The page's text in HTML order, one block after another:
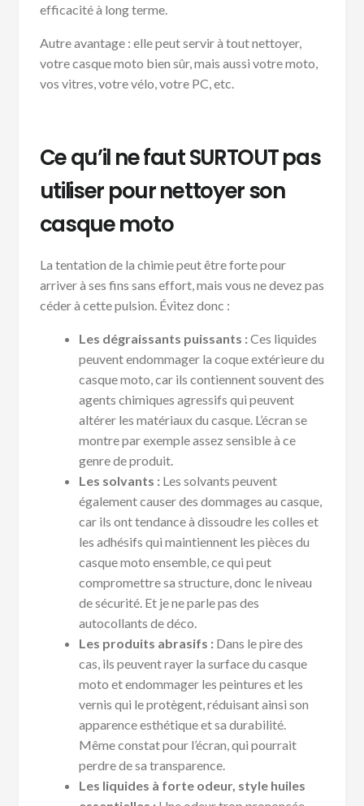
efficacité à long terme.
Autre avantage : elle peut servir à tout nettoyer,
votre casque moto bien sûr, mais aussi votre moto,
vos vitres, votre vélo, votre PC, etc.
Ce qu’il ne faut SURTOUT pas
utiliser pour nettoyer son
casque moto
La tentation de la chimie peut être forte pour
arriver à ses fins sans effort, mais vous ne devez pas
céder à cette pulsion. Évitez donc :
Les dégraissants puissants :Ces liquides
peuvent endommager la coque extérieure du
casque moto, car ils contiennent souvent des
agents chimiques agressifs qui peuvent
altérer les matériaux du casque. L’écran se
montre par exemple assez sensible à ce
genre de produit.
Les solvants :Les solvants peuvent
également causer des dommages au casque,
car ils ont tendance à dissoudre les colles et
les adhésifs qui maintiennent les pièces du
casque moto ensemble, ce qui peut
compromettre sa structure, donc le niveau
de sécurité. Et je ne parle pas des
autocollants de déco.
Les produits abrasifs :Dans le pire des
cas, ils peuvent rayer la surface du casque
moto et endommager les peintures et les
vernis qui le protègent, réduisant ainsi son
apparence esthétique et sa durabilité.
Même constat pour l’écran, qui pourrait
perdre de sa transparence.
Les liquides à forte odeur, style huiles